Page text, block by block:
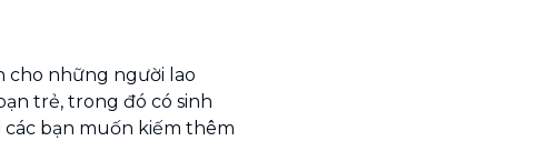
cho những người lao
trẻ, trong đó có sinh
các bạn muốn kiếm thêm